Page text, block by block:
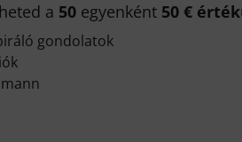
a 50 egyenként 50 €
gondolatok